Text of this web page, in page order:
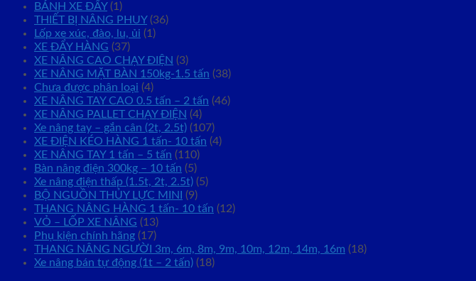
BÁNH XE ĐẨY(1)
THIẾT BỊ NÂNG PHUY(36)
Lốp xe xúc, đào, lu, ủi (1)
XE ĐẨY HÀNG (37)
XE NÂNG CAO CHẠY ĐIỆN (3)
XE NÂNG MẶT BÀN 150kg-1.5 tấn (38)
Chưa được phân loại (4)
XE NÂNG TAY CAO 0.5 tấn – 2 tấn (46)
XE NÂNG PALLET CHẠY ĐIỆN (4)
Xe nâng tay – gắn cân (2t, 2.5t) (107)
XE ĐIỆN KÉO HÀNG 1 tấn- 10 tấn (4)
XE NÂNG TAY 1 tấn – 5 tấn (110)
Bàn nâng điện 300kg – 10 tấn (5)
Xe nâng điện thấp (1.5t, 2t, 2.5t) (5)
BỘ NGUỒN THỦY LỰC MINI
(9)
THANG NÂNG HÀNG 1 tấn- 10 tấn (12)
VỎ – LỐP XE NÂNG (13)
Phụ kiện chính hãng (17)
THANG NÂNG NGƯỜI 3m, 6m, 8m, 9m, 10m, 12m, 14m, 16m (18)
Xe nâng bán tự động (1t – 2 tấn) (18)